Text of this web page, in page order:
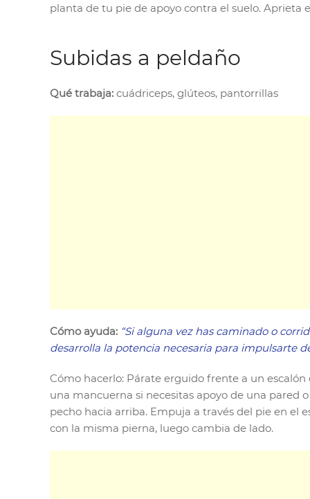
planta de tu pie de apoyo contra el suelo. Aprieta
Subidas a peldaño
Qué trabaja: cuádriceps, glúteos, pantorrillas
Cómo ayuda: “Si alguna vez has caminado o
desarrolla la potencia necesaria para impulsarte
Cómo hacerlo: Párate erguido frente a un escalón
una mancuerna si necesitas apoyo de una pared
pecho hacia arriba. Empuja a través del pie en el
con la misma pierna, luego cambia de lado.